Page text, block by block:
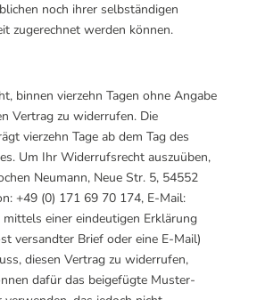
noch ihrer selbständigen
zugerechnet werden können.
binnen vierzehn Tagen ohne Angabe
Vertrag zu widerrufen. Die
vierzehn Tage ab dem Tag des
Um Ihr Widerrufsrecht auszuüben,
Neumann, Neue Str. 5, 54552
+49 (0) 171 69 70 174, E-Mail:
mittels einer eindeutigen Erklärung
versandter Brief oder eine E-Mail)
diesen Vertrag zu widerrufen,
dafür das beigefügte Muster-